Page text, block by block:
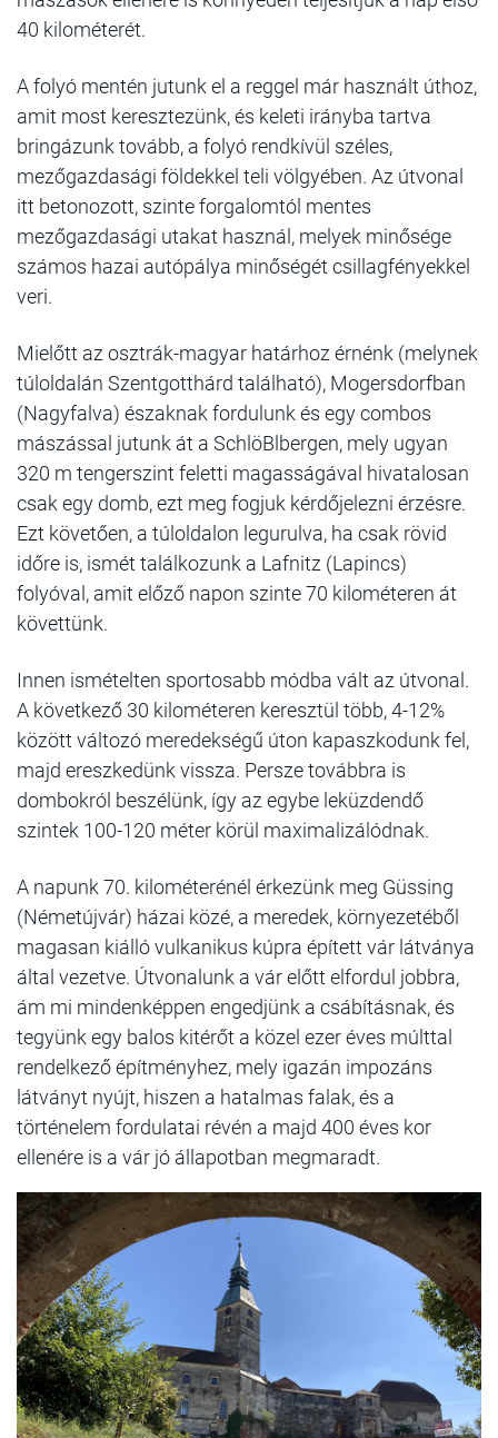
40 kilométerét.
A folyó mentén jutunk el a reggel már használt úthoz,
amit most keresztezünk, és keleti irányba tartva
bringázunk tovább, a folyó rendkívül széles,
mezőgazdasági földekkel teli völgyében. Az útvonal
itt betonozott, szinte forgalomtól mentes
mezőgazdasági utakat használ, melyek minősége
számos hazai autópálya minőségét csillagfényekkel
veri.
Mielőtt az osztrák-magyar határhoz érnénk (melynek
túloldalán Szentgotthárd található), Mogersdorfban
(Nagyfalva) északnak fordulunk és egy combos
mászással jutunk át a SchlöBlbergen, mely ugyan
320 m tengerszint feletti magasságával hivatalosan
csak egy domb, ezt meg fogjuk kérdőjelezni érzésre.
Ezt követően, a túloldalon legurulva, ha csak rövid
időre is, ismét találkozunk a Lafnitz (Lapincs)
folyóval, amit előző napon szinte 70 kilométeren át
követtünk.
Innen ismételten sportosabb módba vált az útvonal.
A következő 30 kilométeren keresztül több, 4-12%
között változó meredekségű úton kapaszkodunk fel,
majd ereszkedünk vissza. Persze továbbra is
dombokról beszélünk, így az egybe leküzdendő
szintek 100-120 méter körül maximalizálódnak.
A napunk 70. kilométerénél érkezünk meg Güssing
(Németújvár) házai közé, a meredek, környezetéből
magasan kiálló vulkanikus kúpra épített vár látványa
által vezetve. Útvonalunk a vár előtt elfordul jobbra,
ám mi mindenképpen engedjünk a csábításnak, és
tegyünk egy balos kitérőt a közel ezer éves múlttal
rendelkező építményhez, mely igazán impozáns
látványt nyújt, hiszen a hatalmas falak, és a
történelem fordulatai révén a majd 400 éves kor
ellenére is a vár jó állapotban megmaradt.